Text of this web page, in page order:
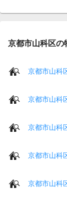
京都市山科区の
京都市山科
京都市山科
京都市山科
京都市山科
京都市山科